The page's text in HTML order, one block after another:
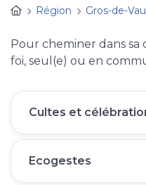
Région
Gros-de-
Pour cheminer dans
foi, seul(e) ou en
Cultes et
Ecogestes